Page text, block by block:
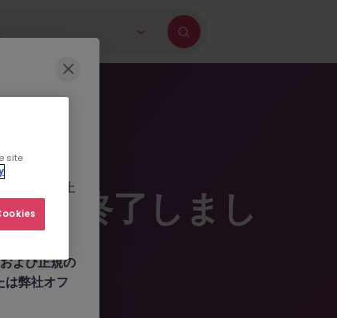
は終了しまし
もうとす
作成した上
提供や、
よび正規の
弊社オフ
site